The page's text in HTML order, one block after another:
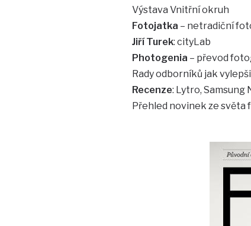
Výstava Vnitřní okruh
Fotojatka – netradiční
Jiří Turek: cityLab
Photogenia – převod
Rady odborníků jak
Recenze: Lytro, Samsung
Přehled novinek ze